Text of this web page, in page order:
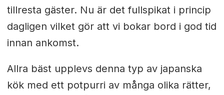
tillresta gäster. Nu är det fullspikat i princip
dagligen vilket gör att vi bokar bord i god tid
innan ankomst.
Allra bäst upplevs denna typ av japanska
kök med ett potpurri av många olika rätter,